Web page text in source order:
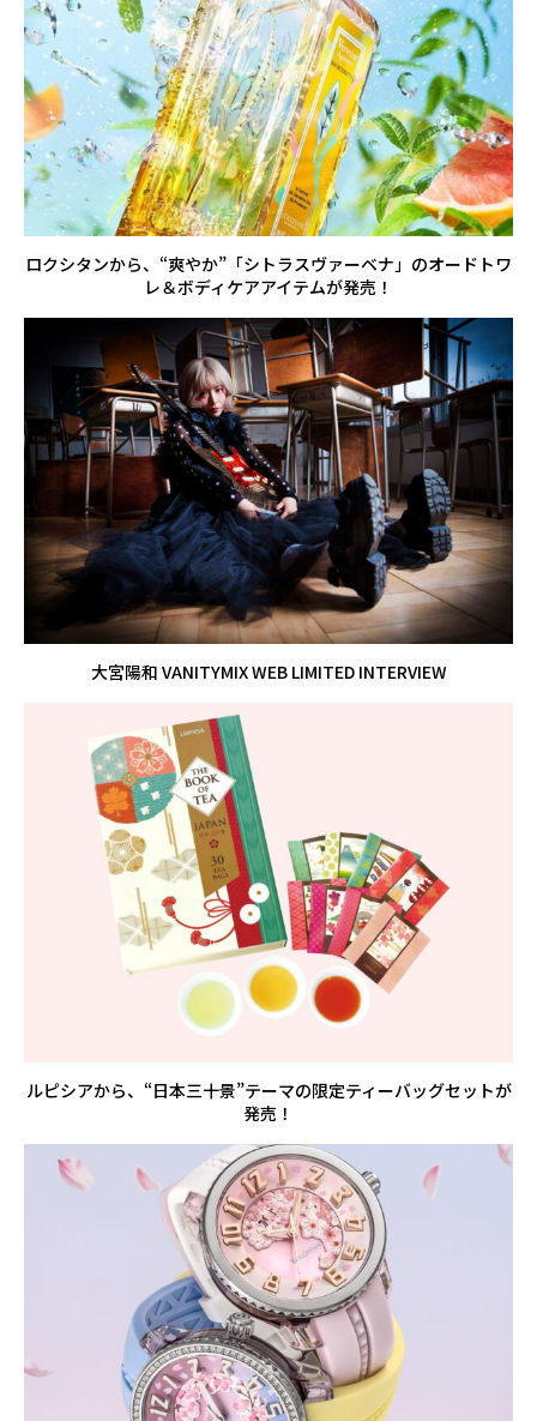
ロクシタンから、“爽やか”「シトラスヴァーベナ」のオードトワ
レ＆ボディケアアイテムが発売！
大宮陽和 VANITYMIX WEB LIMITED INTERVIEW
ルピシアから、“日本三十景”テーマの限定ティーバッグセットが
発売！